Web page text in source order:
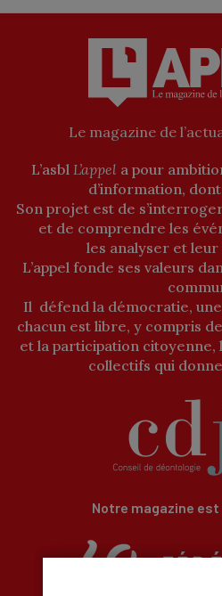
Le magazine de
L’asbl L’appel a pour
d’information,
Son projet est de
et de comprendre les
les analyser et
L’appel fonde ses valeurs
Il défend la démocratie,
chacun est libre, y compris
et la participation citoyenne,
collectifs qui
Notre magazine